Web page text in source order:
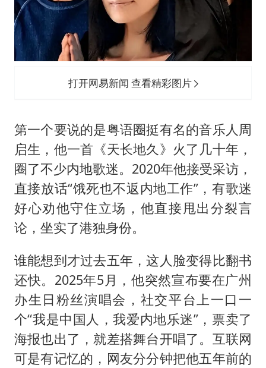
打开网易新闻 查看精彩图片
第一个要说的是粤语圈挺有名的音乐人周
启生，他一首《天长地久》火了几十年，
圈了不少内地歌迷。2020年他接受采访，
直接放话“饿死也不返内地工作”，有歌迷
好心劝他守住立场，他直接甩出分裂言
论，坐实了港独身份。
谁能想到才过去五年，这人脸变得比翻书
还快。2025年5月，他突然宣布要在广州
办生日粉丝演唱会，社交平台上一口一
个“我是中国人，我爱内地乐迷”，票卖了
海报也出了，就差搭舞台开唱了。互联网
可是有记忆的，网友分分钟把他五年前的